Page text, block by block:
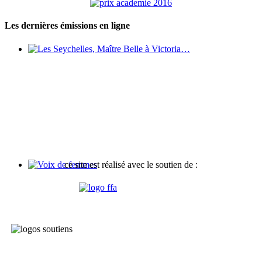
Les dernières émissions en ligne
ce site est réalisé avec le soutien de :